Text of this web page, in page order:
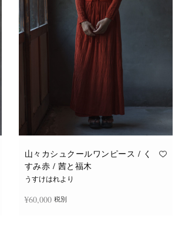
山々カシュクールワンピース / く
すみ赤 / 茜と福木
うすけはれより
¥60,000 税別